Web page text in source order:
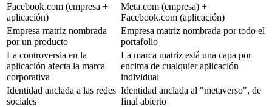
Facebook.com (empresa +
aplicación)
Meta.com (empresa) +
Facebook.com (aplicación)
Empresa matriz nombrada
por un producto
Empresa matriz nombrada por todo el
portafolio
La controversia en la
aplicación afecta la marca
corporativa
La marca matriz está una capa por
encima de cualquier aplicación
individual
Identidad anclada a las redes
sociales
Identidad anclada al "metaverso", de
final abierto